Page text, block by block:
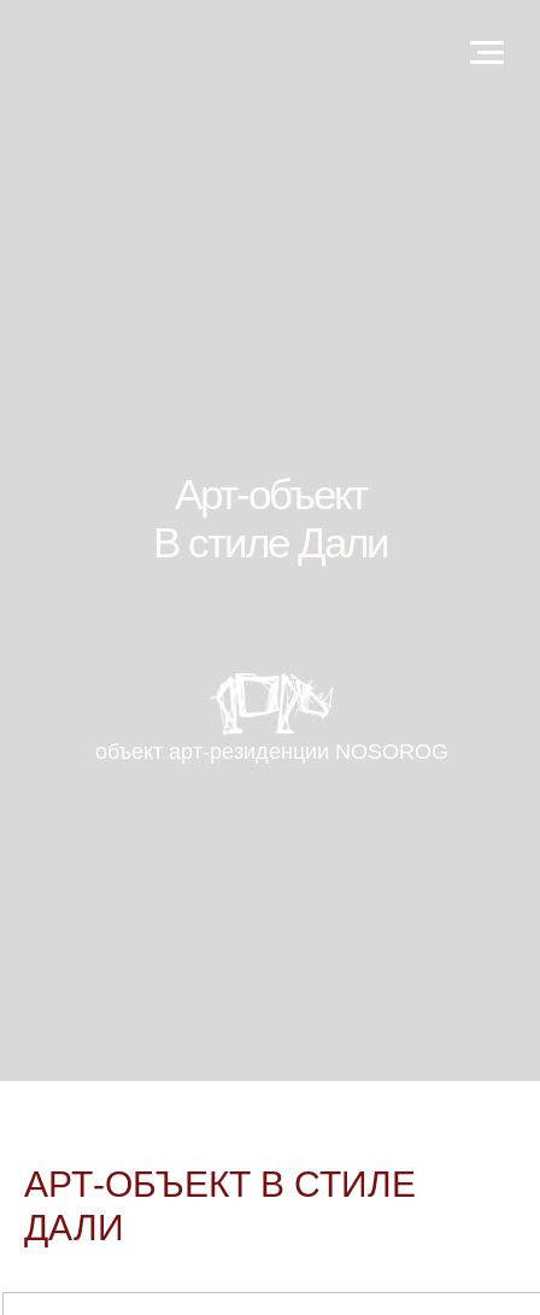
объект aрт-резиденции NOSOROG
Арт-объект
В стиле Дали
АРТ-ОБЪЕКТ В СТИЛЕ
ДАЛИ